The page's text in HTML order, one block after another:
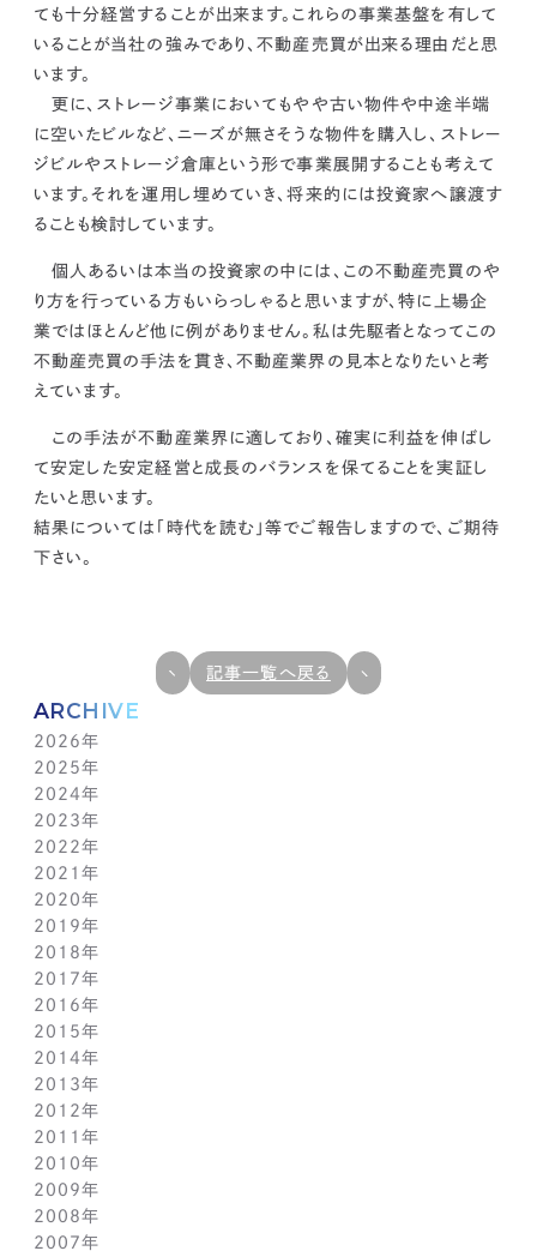
ARCHIVE
2026年
7月(1)
6月(1)
5月(1)
4月(1)
3月(1)
2月(1)
1月(1)
2025年
12月(1)
11月(1)
10月(1)
9月(1)
8月(1)
7月(1)
6月(1)
5月(1)
4月(1)
3月(1)
2月(1)
1月(2)
2024年
11月(1)
10月(1)
9月(1)
8月(1)
7月(1)
6月(1)
5月(1)
4月(1)
3月(1)
2月(1)
1月(2)
2023年
11月(1)
10月(1)
9月(1)
8月(1)
7月(1)
6月(1)
5月(1)
4月(1)
3月(1)
2月(1)
1月(2)
2022年
11月(1)
10月(1)
9月(1)
8月(1)
7月(1)
6月(1)
5月(1)
4月(1)
3月(2)
1月(2)
2021年
11月(1)
10月(1)
9月(1)
8月(1)
7月(1)
6月(1)
5月(1)
4月(1)
3月(1)
2月(1)
1月(2)
2020年
11月(2)
9月(2)
7月(1)
6月(2)
5月(2)
4月(3)
3月(2)
2月(1)
2019年
12月(2)
10月(1)
9月(2)
7月(1)
6月(2)
4月(1)
3月(1)
2月(1)
1月(1)
2018年
12月(1)
11月(1)
10月(1)
9月(2)
8月(1)
7月(1)
5月(1)
4月(1)
3月(1)
2月(1)
1月(1)
2017年
12月(1)
11月(1)
10月(1)
9月(1)
8月(1)
7月(1)
6月(1)
5月(1)
4月(1)
3月(1)
2016年
12月(1)
11月(1)
10月(1)
9月(1)
8月(1)
7月(1)
6月(1)
5月(1)
4月(1)
2015年
12月(1)
11月(1)
10月(1)
9月(1)
8月(1)
7月(1)
6月(1)
5月(1)
2014年
12月(1)
11月(1)
10月(1)
9月(1)
8月(1)
7月(1)
6月(1)
2013年
12月(1)
11月(1)
10月(1)
9月(1)
8月(1)
7月(1)
2012年
12月(1)
11月(1)
10月(1)
9月(1)
8月(1)
2011年
12月(1)
11月(1)
10月(1)
9月(1)
2010年
12月(1)
11月(1)
10月(1)
2009年
12月(1)
11月(1)
2008年
12月(1)
2007年
ても十分経営することが出来ます。 これらの事業基盤を有して
いることが当社の強みであり、不動産売買が出来る理由だと思
います。
更に、ストレージ事業においてもやや古い物件や中途半端
に空いたビルなど、ニーズが無さそうな物件を購入し、 ストレー
ジビルやストレージ倉庫という形で事業展開することも考えて
います。それを運用し埋めていき、将来的には投資家へ譲渡す
ることも検討しています。
個人あるいは本当の投資家の中には、この不動産売買のや
り方を行っている方もいらっしゃると思いますが、特に上場企
業ではほとんど他に例がありません。 私は先駆者となってこの
不動産売買の手法を貫き、不動産業界の見本となりたいと考
えています。
この手法が不動産業界に適しており、確実に利益を伸ばし
て安定した安定経営と成長のバランスを保てることを実証し
たいと思います。
結果については「時代を読む」等でご報告しますので、ご期待
下さい。
記事一覧へ戻る